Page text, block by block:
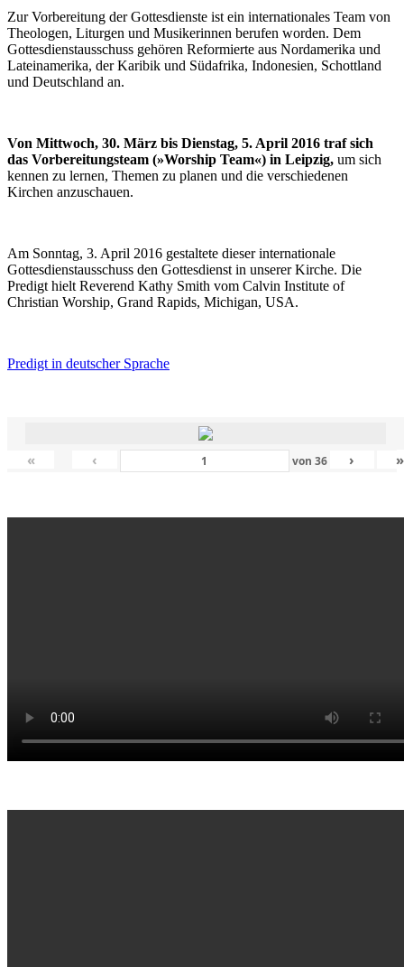
Zur Vorbereitung der Gottesdienste ist ein internationales Team von
Theologen, Liturgen und Musikerinnen berufen worden. Dem
Gottesdienstausschuss gehören Reformierte aus Nordamerika und
Lateinamerika, der Karibik und Südafrika, Indonesien, Schottland
und Deutschland an.
Von Mittwoch, 30. März bis Dienstag, 5. April 2016 traf sich
das Vorbereitungsteam (»Worship Team«) in Leipzig, um sich
kennen zu lernen, Themen zu planen und die verschiedenen
Kirchen anzuschauen.
Am Sonntag, 3. April 2016 gestaltete dieser internationale
Gottesdienstausschuss den Gottesdienst in unserer Kirche. Die
Predigt hielt Reverend Kathy Smith vom Calvin Institute of
Christian Worship, Grand Rapids, Michigan, USA.
Predigt in deutscher Sprache
« ‹ von 36 › »